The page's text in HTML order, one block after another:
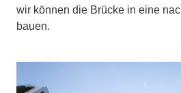
wir können die Brücke in eine
bauen.